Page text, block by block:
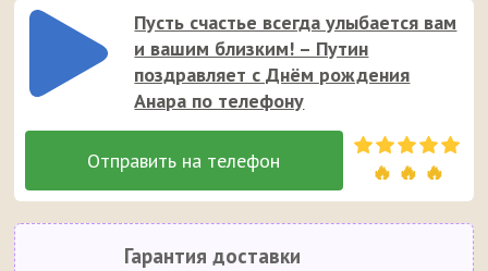
Пусть счастье всегда улыбается вам
и вашим близким! – Путин
поздравляет с Днём рождения
Анара по телефону
🔥 🔥 🔥
Гарантия доставки